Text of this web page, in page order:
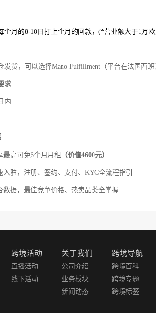
个月的8-10日打上个月的回款，(*营业额大于1万
发货，可以选择Mano Fulfillment（平台在法国西班
求
内
最高可免6个月月租 （价值4600元）
入驻，注册、签约、支付、KYC全流程指引
数据，最佳竞争价格、热卖品类全掌握
跨境活动
直播活动
线下活动
关于我们
公司介绍
业务板块
新闻动态
跨境导航
跨境百科
跨境专题
跨境标签